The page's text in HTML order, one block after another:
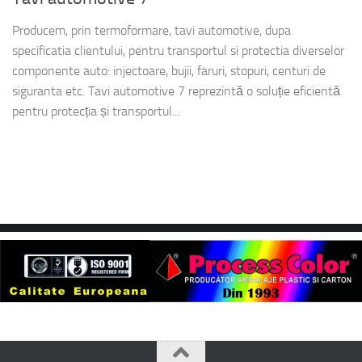
Producem, prin termoformare, tavi automotive, dupa
specificatia clientului, pentru transportul si protectia diverselor
componente auto: injectoare, bujii, faruri, stopuri, centuri de
siguranta etc. Tavi automotive 7 reprezintă o soluție eficientă
pentru protecția și transportul...